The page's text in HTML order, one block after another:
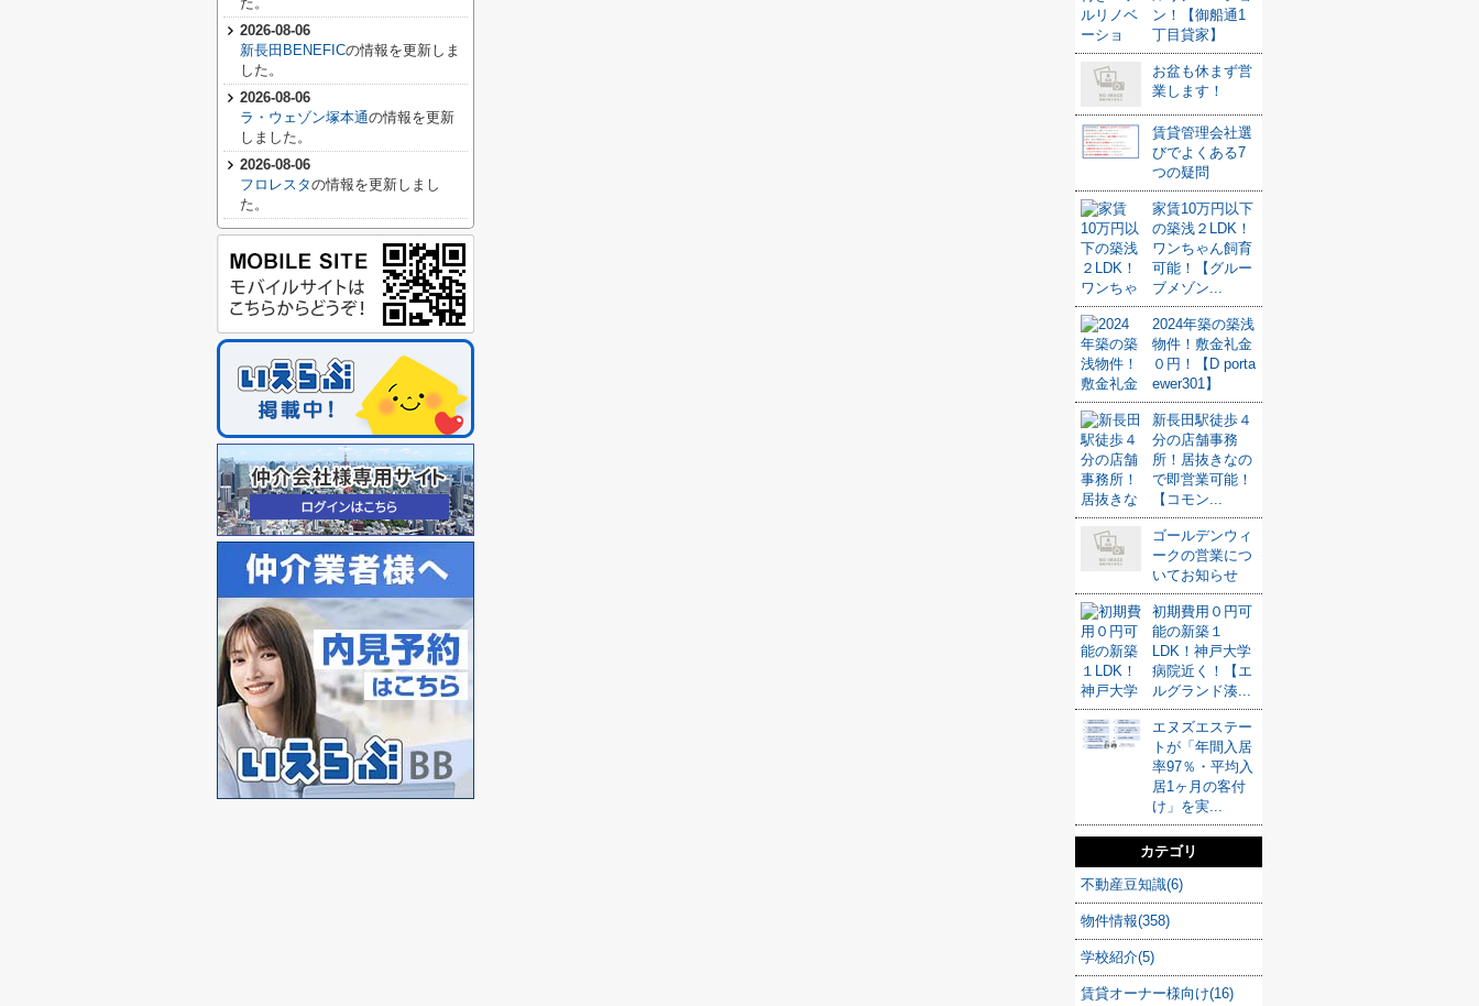
ン！【御船通1
丁目貸家】
お盆も休まず営
業します！
賃貸管理会社選
びでよくある7
つの疑問
家賃10万円以下
の築浅２LDK！
ワンちゃん飼育
可能！【グルー
ブメゾン...
2024年築の築浅
物件！敷金礼金
０円！【D porta
ewer301】
新長田駅徒歩４
分の店舗事務
所！居抜きなの
で即営業可能！
【コモン...
ゴールデンウィ
ークの営業につ
いてお知らせ
初期費用０円可
能の新築１
LDK！神戸大学
病院近く！【エ
ルグランド湊...
エヌズエステー
トが「年間入居
率97％・平均入
居1ヶ月の客付
け」を実...
カテゴリ
不動産豆知識(6)
物件情報(358)
学校紹介(5)
賃貸オーナー様向け(16)
2026-08-06
新長田BENEFICの情報を更新しま
した。
2026-08-06
ラ・ウェゾン塚本通の情報を更新
しました。
2026-08-06
フロレスタの情報を更新しまし
た。